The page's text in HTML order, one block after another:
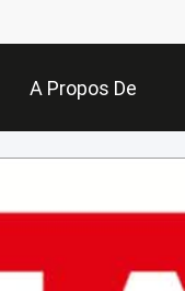
A Propos De